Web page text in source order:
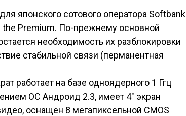
японского сотового оператора Softbank
the Premium. По-прежнему основной
необходимость их разблокировки
стабильной связи (перманентная
работает на базе одноядерного 1 Ггц
ОС Андроид 2.3, имеет 4″ экран
оснащен 8 мегапиксельной CMOS